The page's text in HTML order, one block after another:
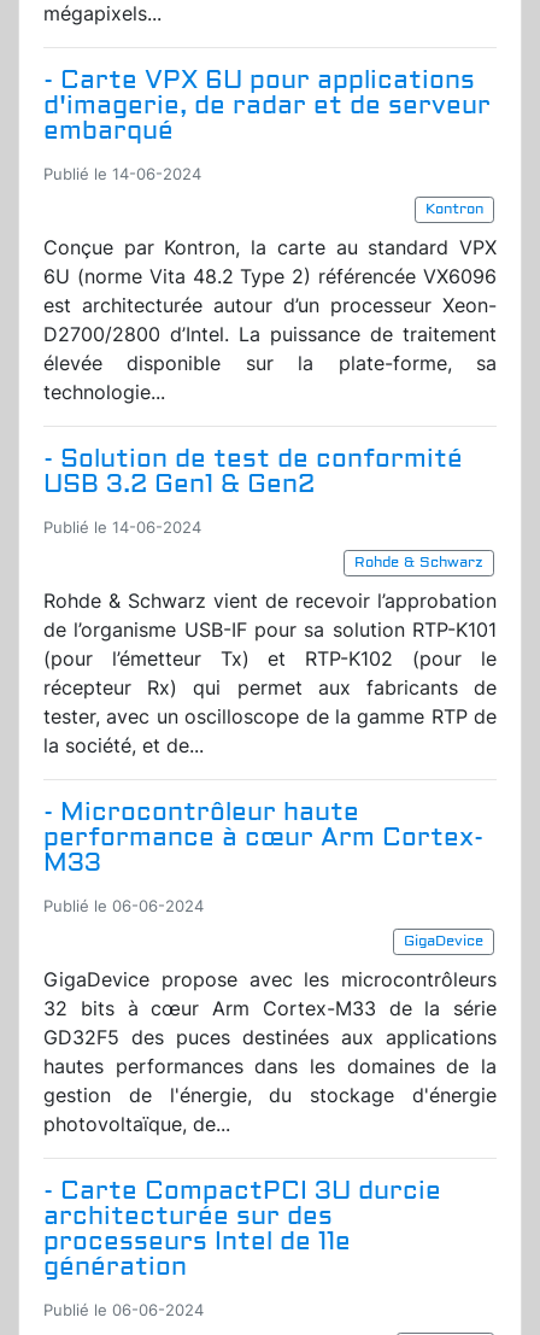
mégapixels...
- Carte VPX 6U pour applications
d'imagerie, de radar et de serveur
embarqué
Publié le 14-06-2024
Kontron
Conçue par Kontron, la carte au standard VPX
6U (norme Vita 48.2 Type 2) référencée VX6096
est architecturée autour d’un processeur Xeon-
D2700/2800 d’Intel. La puissance de traitement
élevée disponible sur la plate-forme, sa
technologie...
- Solution de test de conformité
USB 3.2 Gen1 & Gen2
Publié le 14-06-2024
Rohde & Schwarz
Rohde & Schwarz vient de recevoir l’approbation
de l’organisme USB-IF pour sa solution RTP-K101
(pour l’émetteur Tx) et RTP-K102 (pour le
récepteur Rx) qui permet aux fabricants de
tester, avec un oscilloscope de la gamme RTP de
la société, et de...
- Microcontrôleur haute
performance à cœur Arm Cortex-
M33
Publié le 06-06-2024
GigaDevice
GigaDevice propose avec les microcontrôleurs
32 bits à cœur Arm Cortex-M33 de la série
GD32F5 des puces destinées aux applications
hautes performances dans les domaines de la
gestion de l'énergie, du stockage d'énergie
photovoltaïque, de...
- Carte CompactPCI 3U durcie
architecturée sur des
processeurs Intel de 11e
génération
Publié le 06-06-2024